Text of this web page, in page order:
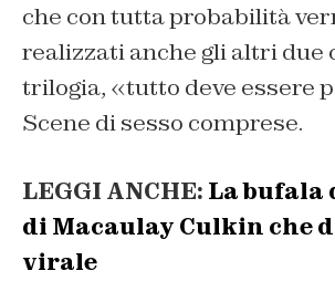
che con tutta probabilità
realizzati anche gli altri due
trilogia, «tutto deve essere
Scene di sesso comprese.
LEGGI ANCHE: La bufala
di Macaulay Culkin che
virale